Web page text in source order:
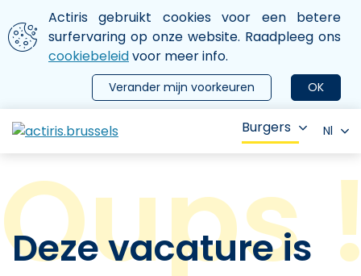
Aller au contenu principal
We gebruiken cookies
Actiris gebruikt cookies voor een betere
surfervaring op onze website. Raadpleeg ons
cookiebeleidvoor meer info.
OK
Verander mijn voorkeuren
le menu
Burgers Nl
Deze vacature is